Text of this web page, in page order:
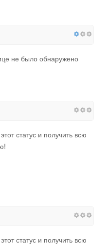
не было обнаружено
статус и получить всю
статус и получить всю